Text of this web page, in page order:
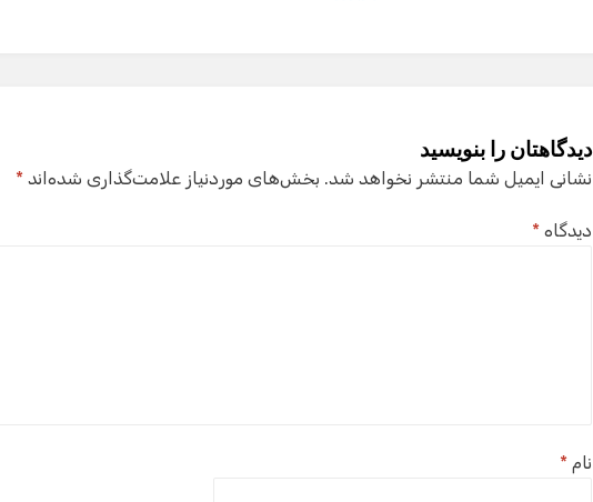
دیدگاهتان را بنویسید
نشانی ایمیل شما منتشر نخواهد شد. بخش‌های موردنیاز علامت‌گذاری شده‌اند*
دیدگاه*
نام*